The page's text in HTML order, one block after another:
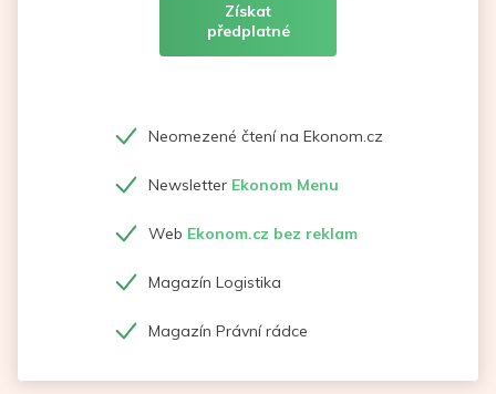
Získat
předplatné
Neomezené čtení na Ekonom.cz
Newsletter Ekonom Menu
Web Ekonom.cz bez reklam
Magazín Logistika
Magazín Právní rádce